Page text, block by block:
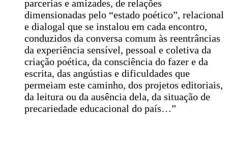
parcerias e amizades, de relações
dimensionadas pelo “estado poético”, relacional
e dialogal que se instalou em cada encontro,
conduzidos da conversa comum às reentrâncias
da experiência sensível, pessoal e coletiva da
criação poética, da consciência do fazer e da
escrita, das angústias e dificuldades que
permeiam este caminho, dos projetos editoriais,
da leitura ou da ausência dela, da situação de
precariedade educacional do país…”